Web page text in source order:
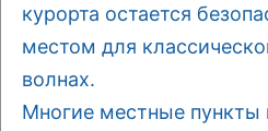
курорта остается
местом для
волнах.
Многие местные пункты